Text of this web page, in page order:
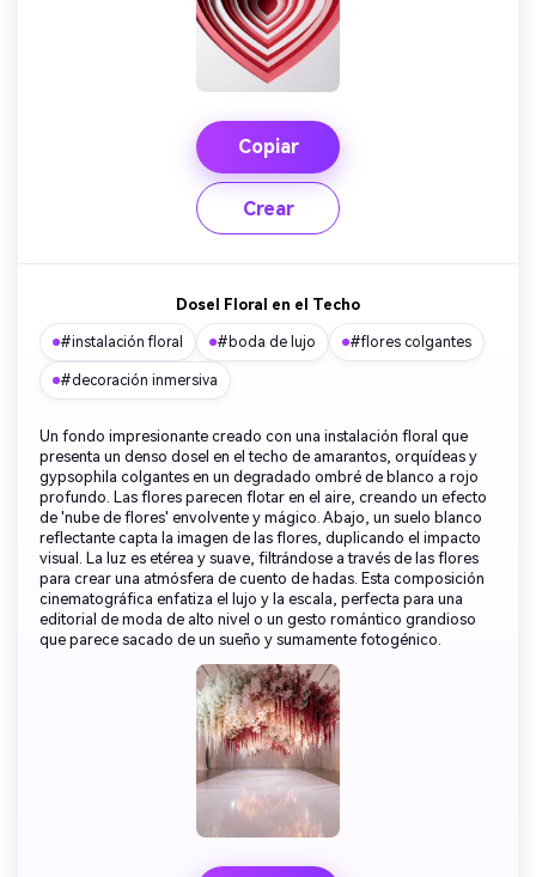
Copiar
Crear
Dosel Floral en el Techo
#instalación floral #boda de lujo #flores colgantes
#decoración inmersiva
Un fondo impresionante creado con una instalación floral que
presenta un denso dosel en el techo de amarantos, orquídeas y
gypsophila colgantes en un degradado ombré de blanco a rojo
profundo. Las flores parecen flotar en el aire, creando un efecto
de 'nube de flores' envolvente y mágico. Abajo, un suelo blanco
reflectante capta la imagen de las flores, duplicando el impacto
visual. La luz es etérea y suave, filtrándose a través de las flores
para crear una atmósfera de cuento de hadas. Esta composición
cinematográfica enfatiza el lujo y la escala, perfecta para una
editorial de moda de alto nivel o un gesto romántico grandioso
que parece sacado de un sueño y sumamente fotogénico.